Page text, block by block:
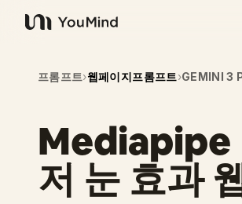
YouMind
프롬프트›웹페이지프롬프트›GEMINI 3
Mediapipe
저 눈 효과